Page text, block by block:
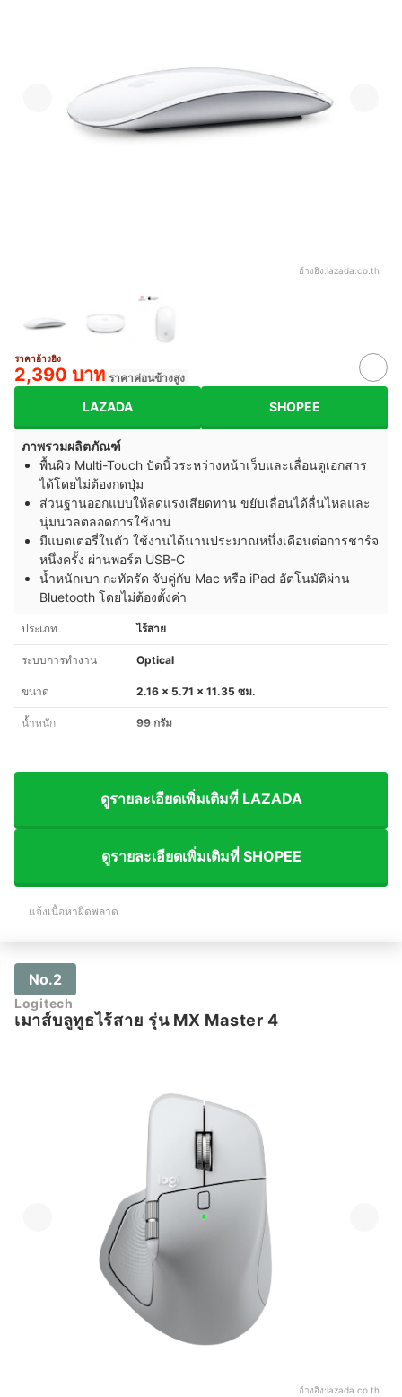
อ้างอิง:lazada.co.th
ราคาอ้างอิง
2,390 บาท ราคาค่อนข้างสูง
LAZADA SHOPEE
ภาพรวมผลิตภัณฑ์
พื้นผิว Multi-Touch ปัดนิ้วระหว่างหน้าเว็บและเลื่อนดูเอกสาร
ได้โดยไม่ต้องกดปุ่ม
ส่วนฐานออกแบบให้ลดแรงเสียดทาน ขยับเลื่อนได้ลื่นไหลและ
นุ่มนวลตลอดการใช้งาน
มีแบตเตอรี่ในตัว ใช้งานได้นานประมาณหนึ่งเดือนต่อการชาร์จ
หนึ่งครั้ง ผ่านพอร์ต USB-C
น้ำหนักเบา กะทัดรัด จับคู่กับ Mac หรือ iPad อัตโนมัติผ่าน
Bluetooth โดยไม่ต้องตั้งค่า
ประเภท ไร้สาย
ระบบการทำงาน Optical
ขนาด 2.16 x 5.71 x 11.35 ซม.
น้ำหนัก 99 กรัม
ดูรายละเอียดเพิ่มเติมที่ LAZADA
ดูรายละเอียดเพิ่มเติมที่ SHOPEE
แจ้งเนื้อหาผิดพลาด
No.2
Logitech
เมาส์บลูทูธไร้สาย รุ่น MX Master 4
อ้างอิง:lazada.co.th